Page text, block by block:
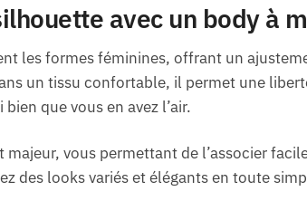
avec un body à
les formes féminines, offrant un
un tissu confortable, il permet une
que vous en avez l’air.
majeur, vous permettant de l’associer
des looks variés et élégants en toute